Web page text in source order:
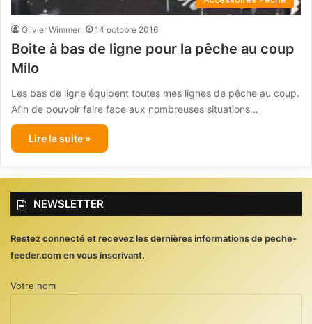
Olivier Wimmer 14 octobre 2016
Boite à bas de ligne pour la pêche au coup
Milo
Les bas de ligne équipent toutes mes lignes de pêche au coup.
Afin de pouvoir faire face aux nombreuses situations…
Lire la suite »
NEWSLETTER
Restez connecté et recevez les dernières informations de peche-
feeder.com en vous inscrivant.
Votre nom